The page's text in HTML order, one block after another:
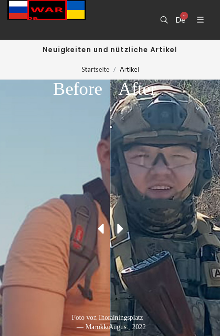
De
Neuigkeiten und nützliche Artikel
Startseite Artikel
Auf dem Trainingsplatz
— Ukraine: August, 2022
After
Foto von Ihor in der Wüste
— Marokko: Juni, 2019
Before